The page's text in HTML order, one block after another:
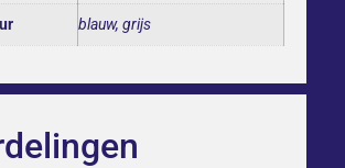
blauw, grijs